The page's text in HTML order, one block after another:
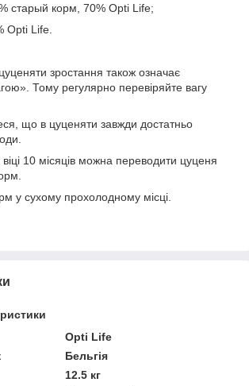
старый корм, 70% Opti Life;
Opti Life.
зростання також означає
Тому регулярно перевіряйте вагу
що в цуценяти завжди достатньо
10 місяців можна переводити цуценя
у сухому прохолодному місці.
Opti Life
Бельгія
12.5 кг